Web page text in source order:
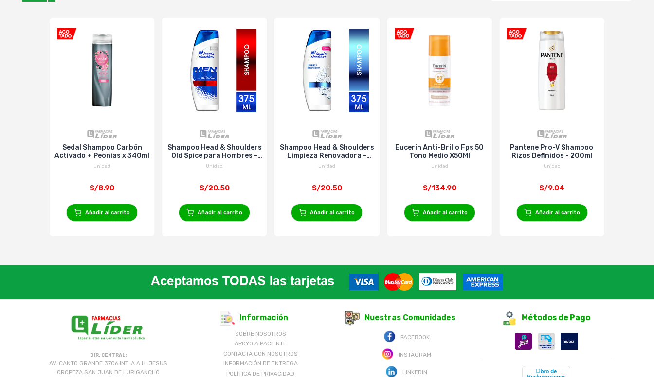
Sedal Shampoo Carbón
Activado + Peonias x 340ml
Unidad
S/8.90
Añadir al carrito
Shampoo Head & Shoulders
Old Spice para Hombres -
Frasco 375 Ml
Unidad
S/20.50
Añadir al carrito
Shampoo Head & Shoulders
Limpieza Renovadora -
Frasco 375 Ml
Unidad
S/20.50
Añadir al carrito
Eucerin Anti-Brillo Fps 50
Tono Medio X50Ml
Unidad
S/134.90
Añadir al carrito
Pantene Pro-V Shampoo
Rizos Definidos - 200ml
Unidad
S/9.04
Añadir al carrito
DIR. CENTRAL:
AV. CANTO GRANDE 3706 INT. A A.H. JESUS
OROPEZA SAN JUAN DE LURIGANCHO
Información
SOBRE NOSOTROS
APOYO A PACIENTE
CONTACTA CON NOSOTROS
INFORMACIÓN DE ENTREGA
POLÍTICA DE PRIVACIDAD
Nuestras Comunidades
FACEBOOK
INSTAGRAM
LINKEDIN
Métodos de Pago